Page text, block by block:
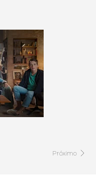
Próximo